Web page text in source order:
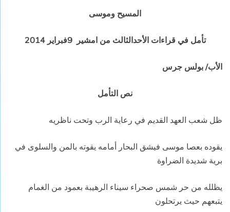
المسيح وموسى
تأمل في قراءات الأحدالثالث من امشير 9فبراير 2014
الأب/ بولس جرس
نص التأمل
ظل شعب العهد القديم في رعاية الرب وتحت ناظريه
يقوده بعصا موسى فيشق البحار أمامه يقوته بالمن والسلوى في
برية شديدة الضراوة
يظلله من حر شمس صحراء سيناء الرهيبة بعمود من الغمام
يتبعهم حيث يرتحلون